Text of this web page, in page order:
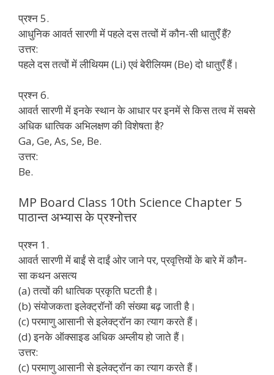
प्रश्न 5.
आधुनिक आवर्त सारणी में पहले दस तत्वों में कौन-सी धातुएँ हैं?
उत्तर:
पहले दस तत्वों में लीथियम (Li) एवं बेरीलियम (Be) दो धातुएँ हैं।
प्रश्न 6.
आवर्त सारणी में इनके स्थान के आधार पर इनमें से किस तत्व में सबसे
अधिक धात्विक अभिलक्षण की विशेषता है?
Ga, Ge, As, Se, Be.
उत्तर:
Be.
MP Board Class 10th Science Chapter 5
पाठान्त अभ्यास के प्रश्नोत्तर
प्रश्न 1.
आवर्त सारणी में बाईं से दाईं ओर जाने पर, प्रवृत्तियों के बारे में कौन-
सा कथन असत्य
(a) तत्वों की धात्विक प्रकृति घटती है।
(b) संयोजकता इलेक्ट्रॉनों की संख्या बढ़ जाती है।
(c) परमाणु आसानी से इलेक्ट्रॉन का त्याग करते हैं।
(d) इनके ऑक्साइड अधिक अम्लीय हो जाते हैं।
उत्तर:
(c) परमाणु आसानी से इलेक्ट्रॉन का त्याग करते हैं।